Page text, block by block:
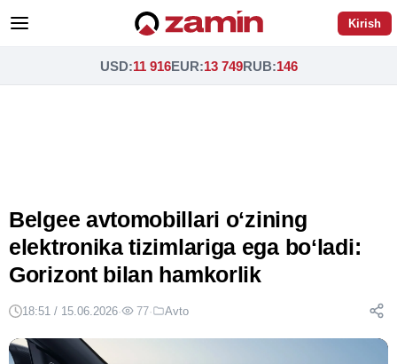
Kirish
USD:11 916EUR:13 749RUB:146
Belgee avtomobillari oʻzining
elektronika tizimlariga ega boʻladi:
Gorizont bilan hamkorlik
18:51 / 15.06.2026· 77· Avto